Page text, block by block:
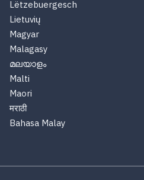
Lëtzebuergesch
Lietuvių
Magyar
Malagasy
മലയാളം
Malti
Maori
मराठी
Bahasa Malay